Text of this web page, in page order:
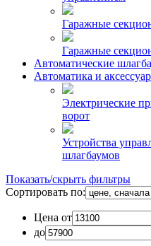
Гаражные
Гаражные
Автоматические
Автоматика и
Электрические
ворот
Устройства
шлагбаумов
Показать/скрыть фильтры
Сортировать по:
Цена от
до